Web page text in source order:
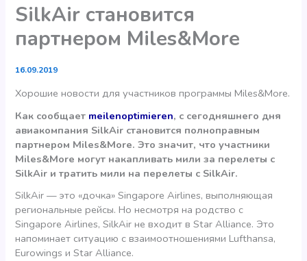
SilkAir становится
партнером Miles&More
16.09.2019
Хорошие новости для участников программы Miles&More.
Как сообщает meilenoptimieren, с сегодняшнего дня
авиакомпания SilkAir становится полноправным
партнером Miles&More. Это значит, что участники
Miles&More могут накапливать мили за перелеты с
SilkAir и тратить мили на перелеты с SilkAir.
SilkAir — это «дочка» Singapore Airlines, выполняющая
региональные рейсы. Но несмотря на родство с
Singapore Airlines, SilkAir не входит в Star Alliance. Это
напоминает ситуацию с взаимоотношениями Lufthansa,
Eurowings и Star Alliance.